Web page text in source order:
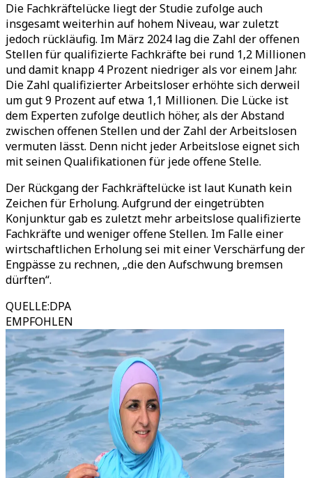
Die Fachkräftelücke liegt der Studie zufolge auch
insgesamt weiterhin auf hohem Niveau, war zuletzt
jedoch rückläufig. Im März 2024 lag die Zahl der offenen
Stellen für qualifizierte Fachkräfte bei rund 1,2 Millionen
und damit knapp 4 Prozent niedriger als vor einem Jahr.
Die Zahl qualifizierter Arbeitsloser erhöhte sich derweil
um gut 9 Prozent auf etwa 1,1 Millionen. Die Lücke ist
dem Experten zufolge deutlich höher, als der Abstand
zwischen offenen Stellen und der Zahl der Arbeitslosen
vermuten lässt. Denn nicht jeder Arbeitslose eignet sich
mit seinen Qualifikationen für jede offene Stelle.
Der Rückgang der Fachkräftelücke ist laut Kunath kein
Zeichen für Erholung. Aufgrund der eingetrübten
Konjunktur gab es zuletzt mehr arbeitslose qualifizierte
Fachkräfte und weniger offene Stellen. Im Falle einer
wirtschaftlichen Erholung sei mit einer Verschärfung der
Engpässe zu rechnen, „die den Aufschwung bremsen
dürften“.
QUELLE:DPA
EMPFOHLEN